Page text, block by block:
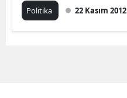
Politika 22 Kasım 2012